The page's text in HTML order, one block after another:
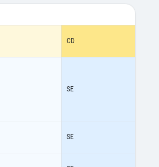
CD
SE
SE